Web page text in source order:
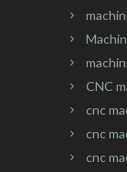
CNC
cnc
cnc
cnc